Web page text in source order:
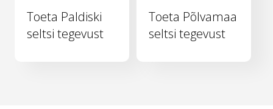
Toeta Paldiski
seltsi tegevust
Toeta Põlvamaa
seltsi tegevust